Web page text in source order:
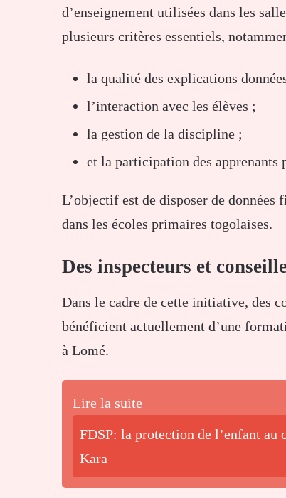
d’enseignement utilisées dans les
plusieurs critères essentiels,
la qualité des explications
l’interaction avec les élèves ;
la gestion de la discipline ;
et la participation des apprenants
L’objectif est de disposer de données
dans les écoles primaires togolaises.
Des inspecteurs et
Dans le cadre de cette initiative, des
bénéficient actuellement d’une
à Lomé.
Lire la suite
FDSP: la protection de l’enfant
Kara